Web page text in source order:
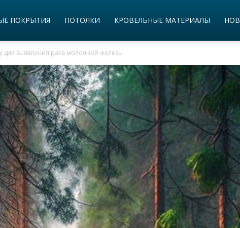
ПОКРЫТИЯ ПОТОЛКИ КРОВЕЛЬНЫЕ МАТЕРИАЛЫ
для выявления рака молочной железы